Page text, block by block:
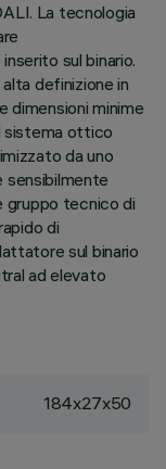
La tecnologia
sul binario.
definizione in
minime
sistema ottico
da uno
sensibilmente
gruppo tecnico di
di
sul binario
ad elevato
184x27x50